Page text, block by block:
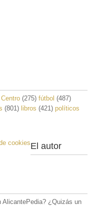
Centro (275) fútbol (487)
(801) libros (421) políticos
cookiesEl autor
AlicantePedia? ¿Quizás un